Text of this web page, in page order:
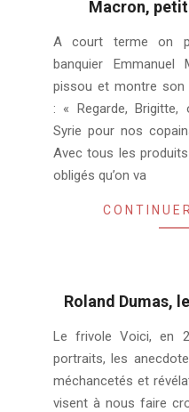
Macron,
04-
14
A court terme on
banquier
pissou et montre son
: « Regarde,
Syrie pour nos
Avec tous les
obligés qu’on va
Roland Dumas,
07-
19
Le frivole Voici, en
portraits, les
méchancetés et
visent à nous faire